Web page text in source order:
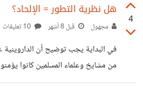
4
هل نظرية التطور = الإلحاد؟
مجهول قبل 8 أشهر
في البداية يجب توضيح أن الداروينية
من مشايخ وعلماء المسلمين كانوا
عبدالرحمن بن خلدون، عبدالصبور